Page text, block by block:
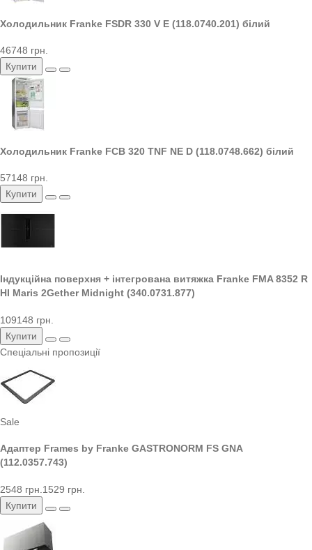
Холодильник Franke FSDR 330 V E (118.0740.201) білий
46748 грн.
Купити
Холодильник Franke FCB 320 TNF NE D (118.0748.662) білий
57148 грн.
Купити
Індукційна поверхня + інтегрована витяжка Franke FMA 8352 R
HI Maris 2Gether Midnight (340.0731.877)
109148 грн.
Купити
Спеціальні пропозиції
Sale
Адаптер Frames by Franke GASTRONORM FS GNA
(112.0357.743)
2548 грн. 1529 грн.
Купити